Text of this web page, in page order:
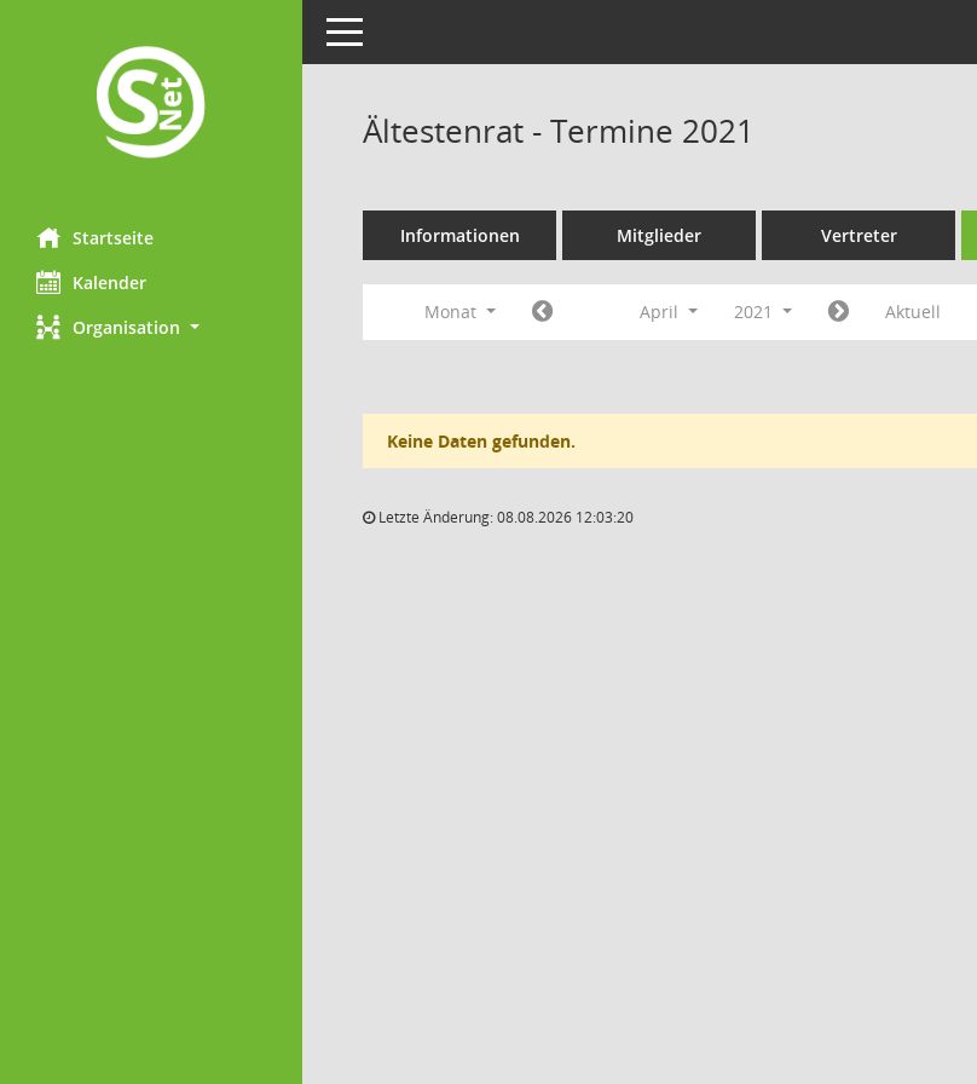
Startseite
Kalender
Organisation
Toggle navigation
Ältestenrat - Termine 2021
Informationen Mitglieder Vertreter
Monat April 2021 Aktuell
Keine Daten gefunden.
Letzte Änderung: 08.08.2026 12:03:20